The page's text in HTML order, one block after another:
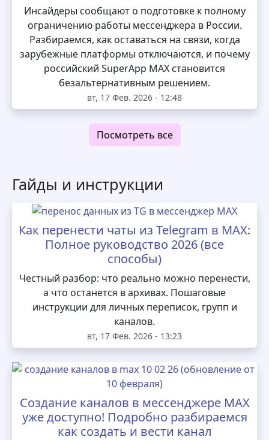
Инсайдеры сообщают о подготовке к полному
ограничению работы мессенджера в России.
Разбираемся, как оставаться на связи, когда
зарубежные платформы отключаются, и почему
российский SuperApp MAX становится
безальтернативным решением.
вт, 17 Фев. 2026 - 12:48
Посмотреть все
Гайды и инструкции
Как перенести чаты из Telegram в MAX:
Полное руководство 2026 (все
способы)
Честный разбор: что реально можно перенести,
а что останется в архивах. Пошаговые
инструкции для личных переписок, групп и
каналов.
вт, 17 Фев. 2026 - 13:23
Создание каналов в мессенджере MAX
уже доступно! Подробно разбираемся
как создать и вести канал